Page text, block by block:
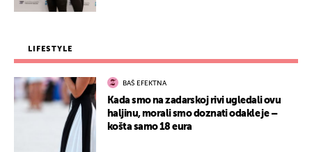
LIFESTYLE
BAŠ EFEKTNA
Kada smo na zadarskoj rivi ugledali ovu
haljinu, morali smo doznati odakle je –
košta samo 18 eura